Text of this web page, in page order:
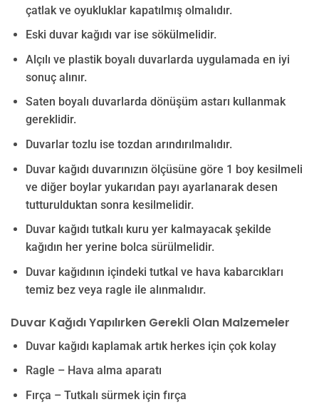
çatlak ve oyukluklar kapatılmış olmalıdır.
Eski duvar kağıdı var ise sökülmelidir.
Alçılı ve plastik boyalı duvarlarda uygulamada en iyi
sonuç alınır.
Saten boyalı duvarlarda dönüşüm astarı kullanmak
gereklidir.
Duvarlar tozlu ise tozdan arındırılmalıdır.
Duvar kağıdı duvarınızın ölçüsüne göre 1 boy kesilmeli
ve diğer boylar yukarıdan payı ayarlanarak desen
tutturulduktan sonra kesilmelidir.
Duvar kağıdı tutkalı kuru yer kalmayacak şekilde
kağıdın her yerine bolca sürülmelidir.
Duvar kağıdının içindeki tutkal ve hava kabarcıkları
temiz bez veya ragle ile alınmalıdır.
Duvar Kağıdı Yapılırken Gerekli Olan Malzemeler
Duvar kağıdı kaplamak artık herkes için çok kolay
Ragle – Hava alma aparatı
Fırça – Tutkalı sürmek için fırça